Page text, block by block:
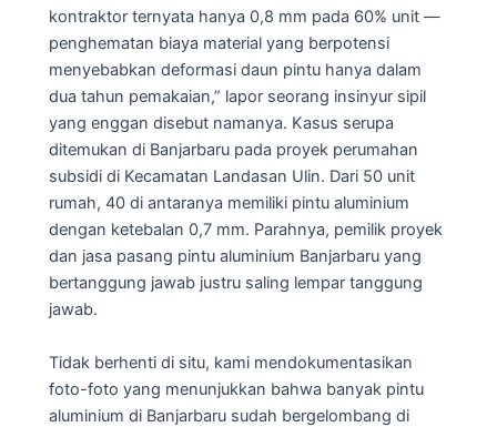
kontraktor ternyata hanya 0,8 mm pada 60% unit —
penghematan biaya material yang berpotensi
menyebabkan deformasi daun pintu hanya dalam
dua tahun pemakaian,” lapor seorang insinyur sipil
yang enggan disebut namanya. Kasus serupa
ditemukan di Banjarbaru pada proyek perumahan
subsidi di Kecamatan Landasan Ulin. Dari 50 unit
rumah, 40 di antaranya memiliki pintu aluminium
dengan ketebalan 0,7 mm. Parahnya, pemilik proyek
dan jasa pasang pintu aluminium Banjarbaru yang
bertanggung jawab justru saling lempar tanggung
jawab.
Tidak berhenti di situ, kami mendokumentasikan
foto-foto yang menunjukkan bahwa banyak pintu
aluminium di Banjarbaru sudah bergelombang di